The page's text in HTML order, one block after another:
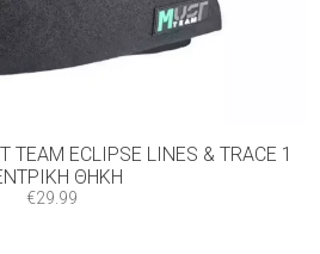
ECLIPSE LINES & TRACE 1
ΘΉΚΗ
€29.99